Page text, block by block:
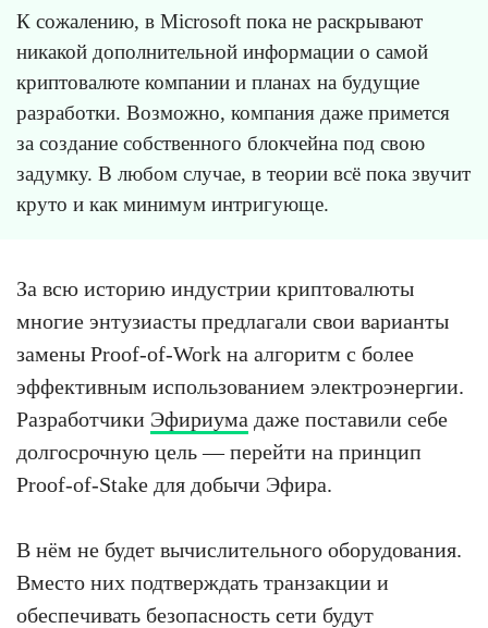
К сожалению, в Microsoft пока не раскрывают
никакой дополнительной информации о самой
криптовалюте компании и планах на будущие
разработки. Возможно, компания даже примется
за создание собственного блокчейна под свою
задумку. В любом случае, в теории всё пока звучит
круто и как минимум интригующе.
За всю историю индустрии криптовалюты
многие энтузиасты предлагали свои варианты
замены Proof-of-Work на алгоритм с более
эффективным использованием электроэнергии.
Разработчики Эфириума даже поставили себе
долгосрочную цель — перейти на принцип
Proof-of-Stake для добычи Эфира.
В нём не будет вычислительного оборудования.
Вместо них подтверждать транзакции и
обеспечивать безопасность сети будут